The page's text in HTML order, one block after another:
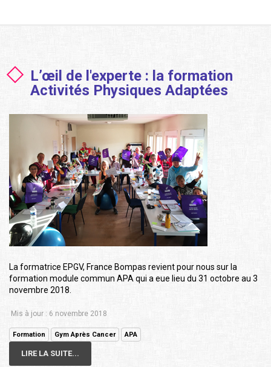
L’œil de l'experte : la formation
Activités Physiques Adaptées
La formatrice EPGV, France Bompas revient pour nous sur la
formation module commun APA qui a eue lieu du 31 octobre au 3
novembre 2018.
Mis à jour : 6 novembre 2018
Formation Gym Après Cancer APA
LIRE LA SUITE...